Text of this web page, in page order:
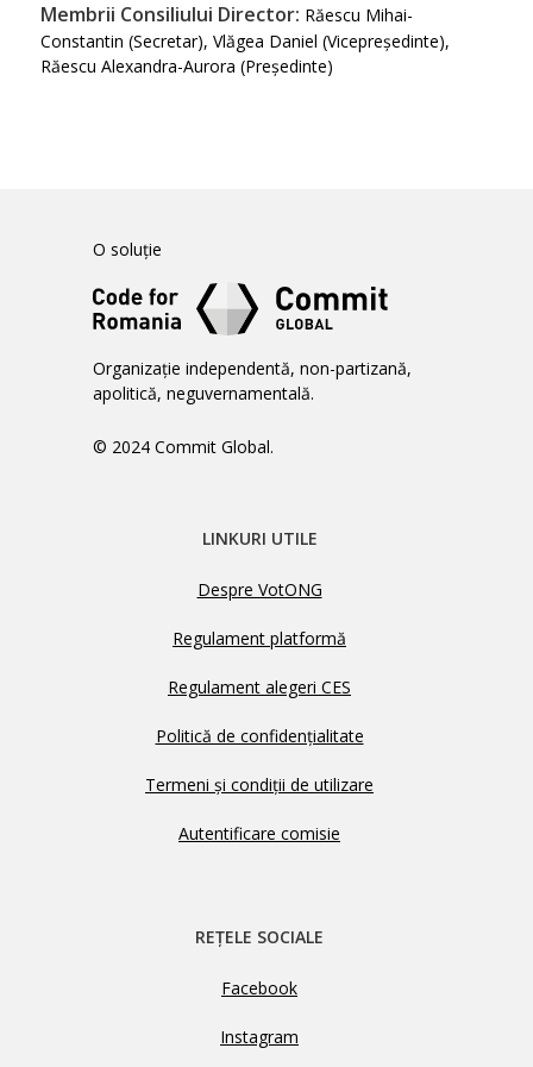
Membrii Consiliului Director: Răescu Mihai-
Constantin (Secretar), Vlăgea Daniel (Vicepreședinte),
Răescu Alexandra-Aurora (Președinte)
O soluție
Organizație independentă, non-partizană,
apolitică, neguvernamentală.
© 2024 Commit Global.
LINKURI UTILE
Despre VotONG
Regulament platformă
Regulament alegeri CES
Politică de confidențialitate
Termeni și condiții de utilizare
Autentificare comisie
REȚELE SOCIALE
Facebook
Instagram